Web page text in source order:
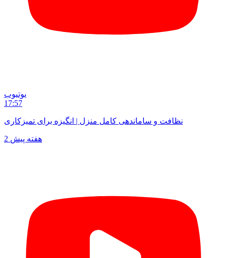
یوتیوب
17:57
نظافت و ساماندهی کامل منزل | انگیزه برای تمیزکاری
2 هفته پیش